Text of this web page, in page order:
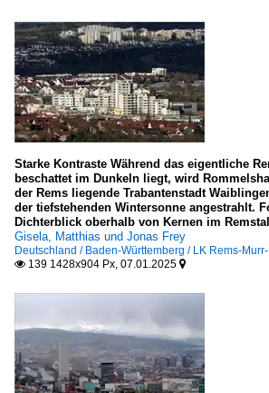
Brückner und Brückner
Gottfried Böhm, Köln
Hans Scharoun
Lederer, Ragnarsdottir, Oei
Oswald Mathias Ungers
Schlaich, Bergermann und
Wulf und Partner (Stuttgart)
Österreich
Hans Hollein, Wien
Herzog und de Meuron
Peter Zumthor
Starke Kontraste Während das eigentliche
beschattet im Dunkeln liegt, wird
der Rems liegende Trabantenstadt
der tiefstehenden Wintersonne angestrahlt.
Dichterblick oberhalb von Kernen im
Gisela, Matthias und Jonas Frey
Deutschland / Baden-Württemberg / LK Rems-
 139 1428x904 Px, 07.01.2025 